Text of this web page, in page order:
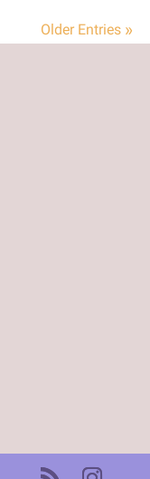
« Older Entries